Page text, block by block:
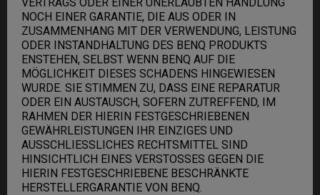
NOCH EINER GARANTIE, DIE AUS ODER IN
ZUSAMMENHANG MIT DER VERWENDUNG, LEISTUNG
ODER INSTANDHALTUNG DES BENQ PRODUKTS
ENSTEHEN, SELBST WENN BENQ AUF DIE
MÖGLICHKEIT DIESES SCHADENS HINGEWIESEN
WURDE. SIE STIMMEN ZU, DASS EINE REPARATUR
ODER EIN AUSTAUSCH, SOFERN ZUTREFFEND, IM
RAHMEN DER HIERIN FESTGESCHRIEBENEN
GEWÄHRLEISTUNGEN IHR EINZIGES UND
AUSSCHLIESSLICHES RECHTSMITTEL SIND
HINSICHTLICH EINES VERSTOSSES GEGEN DIE
HIERIN FESTGESCHRIEBENE BESCHRÄNKTE
HERSTELLERGARANTIE VON BENQ.